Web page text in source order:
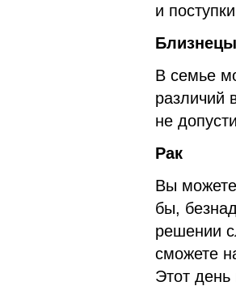
и
Близнецы
В семье
различий
не
Рак
Вы
бы,
решении
сможете
Этот